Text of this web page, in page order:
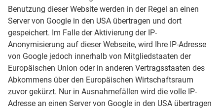
Benutzung dieser Website werden in der Regel an einen
Server von Google in den USA übertragen und dort
gespeichert. Im Falle der Aktivierung der IP-
Anonymisierung auf dieser Webseite, wird Ihre IP-Adresse
von Google jedoch innerhalb von Mitgliedstaaten der
Europäischen Union oder in anderen Vertragsstaaten des
Abkommens über den Europäischen Wirtschaftsraum
zuvor gekürzt. Nur in Ausnahmefällen wird die volle IP-
Adresse an einen Server von Google in den USA übertragen